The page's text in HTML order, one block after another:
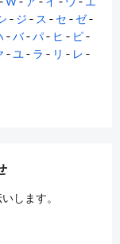
- ジ - ス - セ - ゼ-
-バ-パ- ヒ - ピ-
-ユ - ラ - リ - レ -
します。